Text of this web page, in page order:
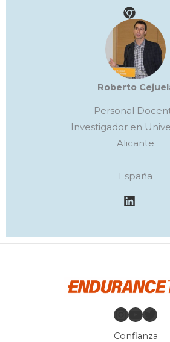
Roberto
Personal
Investigador en
Alicante
España
Confianza